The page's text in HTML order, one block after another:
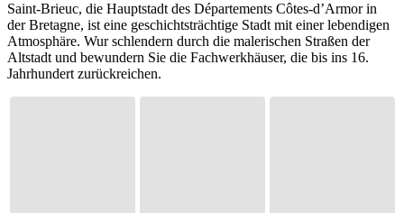
Saint-Brieuc, die Hauptstadt des Départements Côtes-d’Armor in
der Bretagne, ist eine geschichtsträchtige Stadt mit einer lebendigen
Atmosphäre. Wur schlendern durch die malerischen Straßen der
Altstadt und bewundern Sie die Fachwerkhäuser, die bis ins 16.
Jahrhundert zurückreichen.